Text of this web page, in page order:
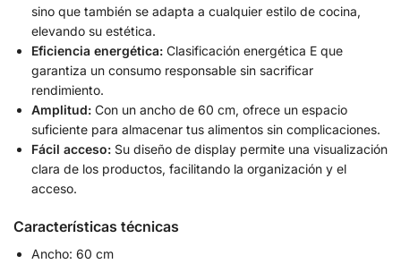
sino que también se adapta a cualquier estilo de cocina,
elevando su estética.
Eficiencia energética: Clasificación energética E que
garantiza un consumo responsable sin sacrificar
rendimiento.
Amplitud: Con un ancho de 60 cm, ofrece un espacio
suficiente para almacenar tus alimentos sin complicaciones.
Fácil acceso: Su diseño de display permite una visualización
clara de los productos, facilitando la organización y el
acceso.
Características técnicas
Ancho: 60 cm